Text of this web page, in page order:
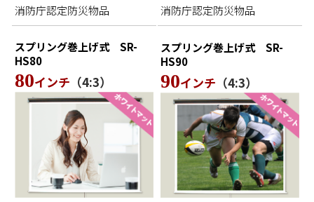
消防庁認定防災物品 消防庁認定防災物品
スプリング巻上げ式 SR-
HS80
80インチ （4:3）
スプリング巻上げ式SR-
HS90
90インチ （4:3）